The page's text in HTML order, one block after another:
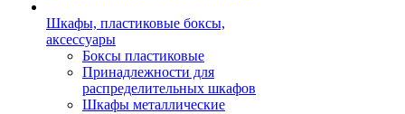
Шкафы, пластиковые боксы,
аксессуары
Боксы пластиковые
Принадлежности для
распределительных шкафов
Шкафы металлические